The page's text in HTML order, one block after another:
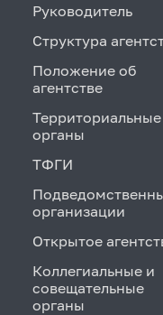
Руководитель
Структура
Положение об
агентстве
Территориальные
органы
ТФГИ
организации
Открытое
Коллегиальные и
совещательные
органы